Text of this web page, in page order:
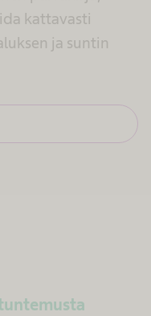
kattavasti
ja suntin